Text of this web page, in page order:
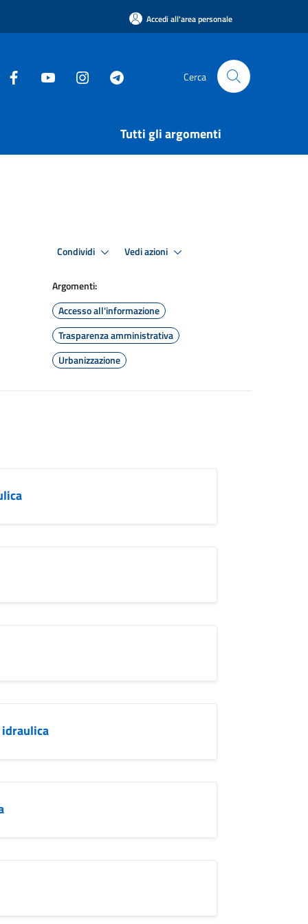
Accedi all'area personale
Cerca
Tutti gli argomenti
Condividi Vedi azioni
Argomenti:
Accesso all'informazione
Trasparenza amministrativa
Urbanizzazione